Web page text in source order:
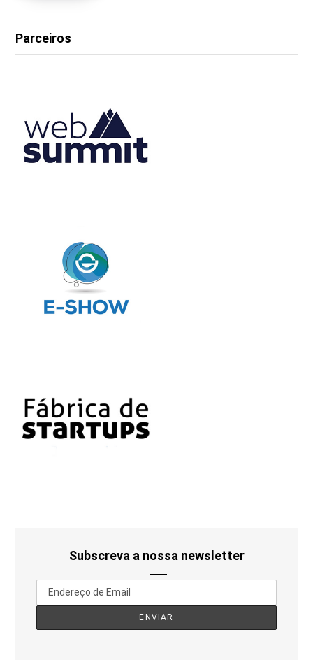
Parceiros
Subscreva a nossa newsletter